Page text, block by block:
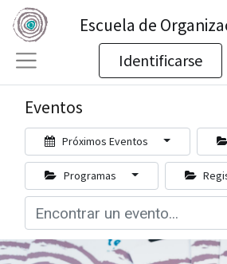
Escuela de
Identificarse
Eventos
Próximos Eventos
Programas